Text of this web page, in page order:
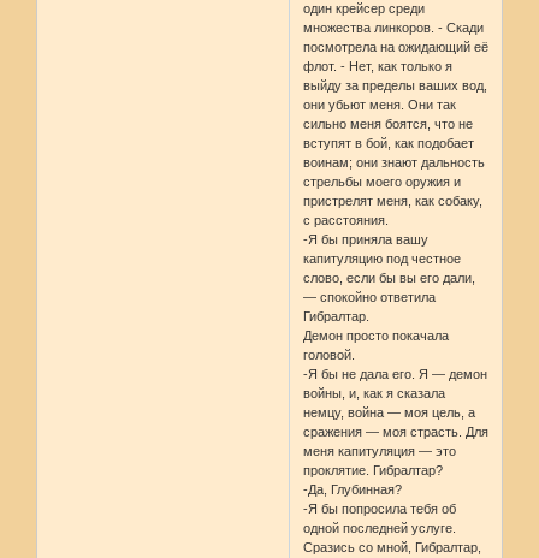
один крейсер среди
множества линкоров. - Скади
посмотрела на ожидающий её
флот. - Нет, как только я
выйду за пределы ваших вод,
они убьют меня. Они так
сильно меня боятся, что не
вступят в бой, как подобает
воинам; они знают дальность
стрельбы моего оружия и
пристрелят меня, как собаку,
с расстояния.
-Я бы приняла вашу
капитуляцию под честное
слово, если бы вы его дали,
— спокойно ответила
Гибралтар.
Демон просто покачала
головой.
-Я бы не дала его. Я — демон
войны, и, как я сказала
немцу, война — моя цель, а
сражения — моя страсть. Для
меня капитуляция — это
проклятие. Гибралтар?
-Да, Глубинная?
-Я бы попросила тебя об
одной последней услуге.
Сразись со мной, Гибралтар,